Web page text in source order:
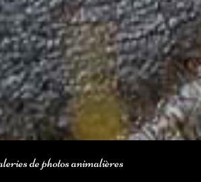
de photos animalières